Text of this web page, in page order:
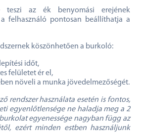
az ék benyomási erejének
felhasználó pontosan beállíthatja a
köszönhetően a burkoló:
időt,
felületet ér el,
növeli a munka jövedelmezőségét.
rendszer használata esetén is fontos,
egyenlőtlensége ne haladja meg a 2
egyenessége nagyban függ az
ezért minden estben használjunk